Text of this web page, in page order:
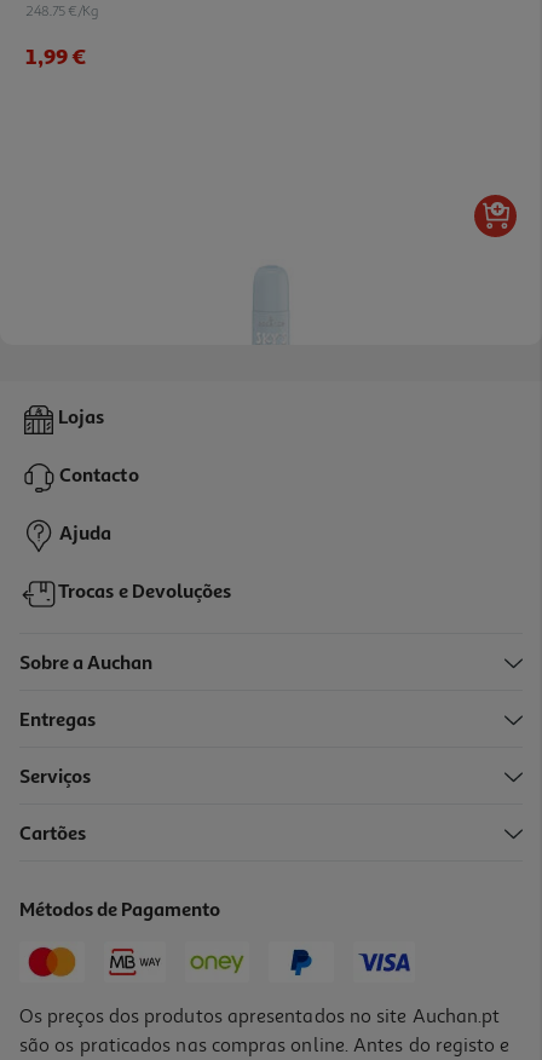
248.75 €/Kg
1,99 €
Verniz Essence Gel Nail Polish 8ml
1,99 €
Lojas
Contacto
Ajuda
Trocas e Devoluções
Sobre a Auchan
Entregas
Serviços
Cartões
Métodos de Pagamento
Os preços dos produtos apresentados no site Auchan.pt
são os praticados nas compras online. Antes do registo e